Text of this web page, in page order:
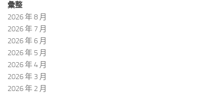
彙整
2026 年 8 月
2026 年 7 月
2026 年 6 月
2026 年 5 月
2026 年 4 月
2026 年 3 月
2026 年 2 月